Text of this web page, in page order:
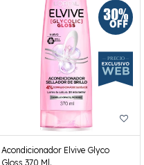
Acondicionador Elvive Glyco
Gloss 370 Ml.